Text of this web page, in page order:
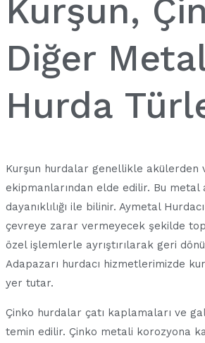
Kurşun,
Diğer
Hurda
Kurşun hurdalar genellikle akülerden
ekipmanlarından elde edilir. Bu metal
dayanıklılığı ile bilinir. Aymetal
çevreye zarar vermeyecek şekilde
özel işlemlerle ayrıştırılarak geri
Adapazarı hurdacı hizmetlerimizde
yer tutar.
Çinko hurdalar çatı kaplamaları ve
temin edilir. Çinko metali korozyona